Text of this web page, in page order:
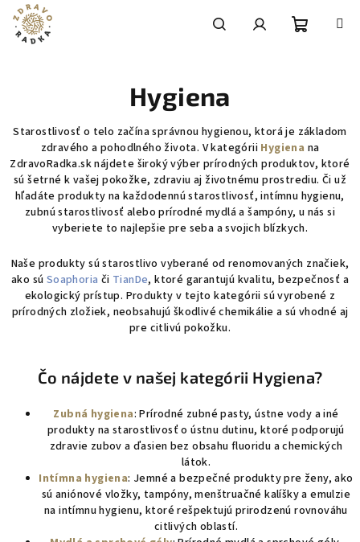
Prejsť
obsah
Hygiena
Starostlivosť o telo začína správnou hygienou, ktorá je základom
zdravého a pohodlného života. V kategórii Hygiena na
ZdravoRadka.sk nájdete široký výber prírodných produktov, ktoré
sú šetrné k vašej pokožke, zdraviu aj životnému prostrediu. Či už
hľadáte produkty na každodennú starostlivosť, intímnu hygienu,
zubnú starostlivosť alebo prírodné mydlá a šampóny, u nás si
vyberiete to najlepšie pre seba a svojich blízkych.
Naše produkty sú starostlivo vyberané od renomovaných značiek,
ako sú Soaphoria či TianDe, ktoré garantujú kvalitu, bezpečnosť a
ekologický prístup. Produkty v tejto kategórii sú vyrobené z
prírodných zložiek, neobsahujú škodlivé chemikálie a sú vhodné aj
pre citlivú pokožku.
Čo nájdete v našej kategórii Hygiena?
Zubná hygiena: Prírodné zubné pasty, ústne vody a iné
produkty na starostlivosť o ústnu dutinu, ktoré podporujú
zdravie zubov a ďasien bez obsahu fluoridu a chemických
látok.
Intímna hygiena: Jemné a bezpečné produkty pre ženy, ako
sú aniónové vložky, tampóny, menštruačné kalíšky a emulzie
na intímnu hygienu, ktoré rešpektujú prirodzenú rovnováhu
citlivých oblastí.